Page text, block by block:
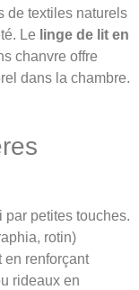
de textiles naturels
Le linge de lit en
chanvre offre
dans la chambre.
par petites touches.
rotin)
en renforçant
rideaux en